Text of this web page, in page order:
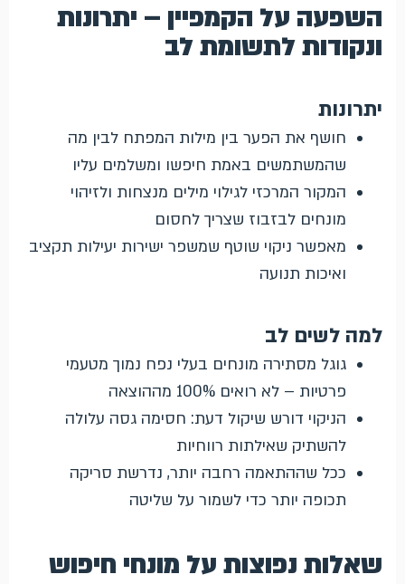
השפעה על הקמפיין – יתרונות
ונקודות לתשומת לב
יתרונות
חושף את הפער בין מילות המפתח לבין מה
שהמשתמשים באמת חיפשו ומשלמים עליו
המקור המרכזי לגילוי מילים מנצחות ולזיהוי
מונחים לבזבוז שצריך לחסום
מאפשר ניקוי שוטף שמשפר ישירות יעילות תקציב
ואיכות תנועה
למה לשים לב
גוגל מסתירה מונחים בעלי נפח נמוך מטעמי
פרטיות – לא רואים 100% מההוצאה
הניקוי דורש שיקול דעת: חסימה גסה עלולה
להשתיק שאילתות רווחיות
ככל שההתאמה רחבה יותר, נדרשת סריקה
תכופה יותר כדי לשמור על שליטה
שאלות נפוצות על מונחי חיפוש